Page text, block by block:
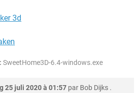
3d
SweetHome3D-6.4-windows.exe
25 juli 2020 à 01:57 par Bob Dijks .